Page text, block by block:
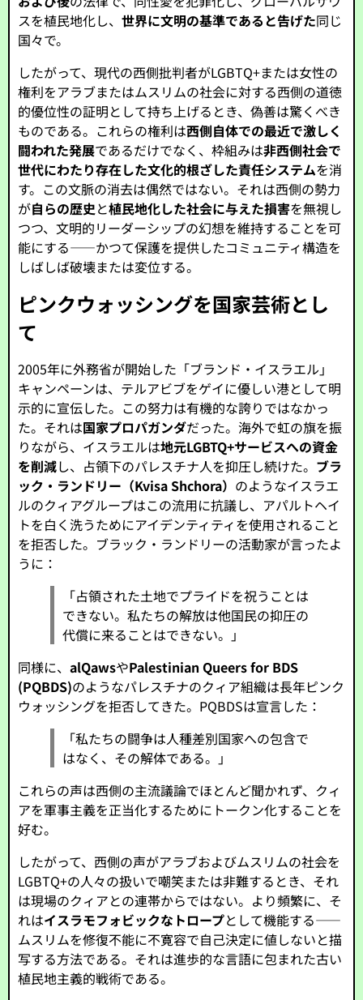
スを植民地化し、世界に文明の基準であると告げた同じ
国々で。
したがって、現代の西側批判者がLGBTQ+または女性の
権利をアラブまたはムスリムの社会に対する西側の道徳
的優位性の証明として持ち上げるとき、偽善は驚くべき
ものである。これらの権利は西側自体での最近で激しく
闘われた発展であるだけでなく、枠組みは非西側社会で
世代にわたり存在した文化的根ざした責任システムを消
す。この文脈の消去は偶然ではない。それは西側の勢力
が自らの歴史と植民地化した社会に与えた損害を無視し
つつ、文明的リーダーシップの幻想を維持することを可
能にする——かつて保護を提供したコミュニティ構造を
しばしば破壊または変位する。
ピンクウォッシングを国家芸術とし
て
2005年に外務省が開始した「ブランド・イスラエル」
キャンペーンは、テルアビブをゲイに優しい港として明
示的に宣伝した。この努力は有機的な誇りではなかっ
た。それは国家プロパガンダだった。海外で虹の旗を振
りながら、イスラエルは地元LGBTQ+サービスへの資金
を削減し、占領下のパレスチナ人を抑圧し続けた。 ブラ
ック・ランドリー（Kvisa Shchora） のようなイスラエ
ルのクィアグループはこの流用に抗議し、アパルトヘイ
トを白く洗うためにアイデンティティを使用されること
を拒否した。ブラック・ランドリーの活動家が言ったよ
うに：
「占領された土地でプライドを祝うことは
できない。私たちの解放は他国民の抑圧の
代償に来ることはできない。」
同様に、alQawsやPalestinian Queers for BDS
(PQBDS)のようなパレスチナのクィア組織は長年ピンク
ウォッシングを拒否してきた。PQBDSは宣言した：
「私たちの闘争は人種差別国家への包含で
はなく、その解体である。」
これらの声は西側の主流議論でほとんど聞かれず、クィ
アを軍事主義を正当化するためにトークン化することを
好む。
したがって、西側の声がアラブおよびムスリムの社会を
LGBTQ+の人々の扱いで嘲笑または非難するとき、それ
は現場のクィアとの連帯からではない。より頻繁に、そ
れはイスラモフォビックなトロープとして機能する——
ムスリムを修復不能に不寛容で自己決定に値しないと描
写する方法である。それは進歩的な言語に包まれた古い
植民地主義的戦術である。